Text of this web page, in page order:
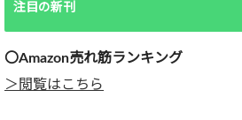
注目の新刊
〇Amazon売れ筋ランキング
＞閲覧はこちら